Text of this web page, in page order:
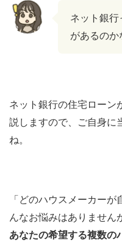
ネット銀
があるのか
ネット銀行の住宅ローン
説しますので、ご自身に
ね。
「どのハウスメーカー
んなお悩みはありません
あなたの希望する複数の